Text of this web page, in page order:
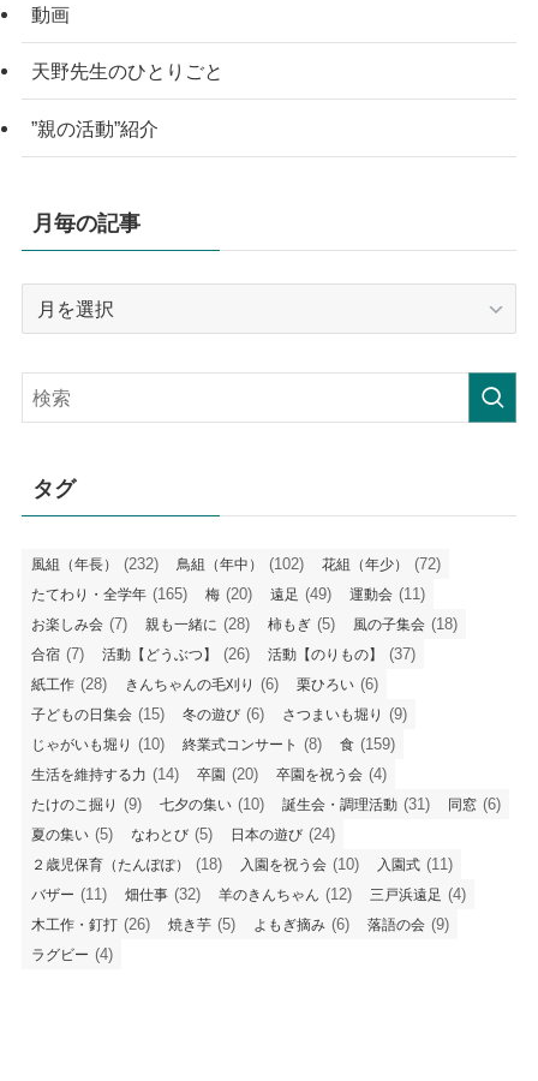
動画
天野先生のひとりごと
”親の活動”紹介
月毎の記事
記
事
タグ
風組（年長） (232) 鳥組（年中） (102) 花組（年少） (72)
たてわり・全学年 (165) 梅 (20) 遠足 (49) 運動会 (11)
お楽しみ会 (7) 親も一緒に (28) 柿もぎ (5) 風の子集会 (18)
合宿 (7) 活動【どうぶつ】 (26) 活動【のりもの】 (37)
紙工作 (28) きんちゃんの毛刈り (6) 栗ひろい (6)
子どもの日集会 (15) 冬の遊び (6) さつまいも堀り (9)
じゃがいも堀り (10) 終業式コンサート (8) 食 (159)
生活を維持する力 (14) 卒園 (20) 卒園を祝う会 (4)
たけのこ掘り (9) 七夕の集い (10) 誕生会・調理活動 (31) 同窓 (6)
夏の集い (5) なわとび (5) 日本の遊び (24)
２歳児保育（たんぽぽ） (18) 入園を祝う会 (10) 入園式 (11)
バザー (11) 畑仕事 (32) 羊のきんちゃん (12) 三戸浜遠足 (4)
木工作・釘打 (26) 焼き芋 (5) よもぎ摘み (6) 落語の会 (9)
ラグビー (4)